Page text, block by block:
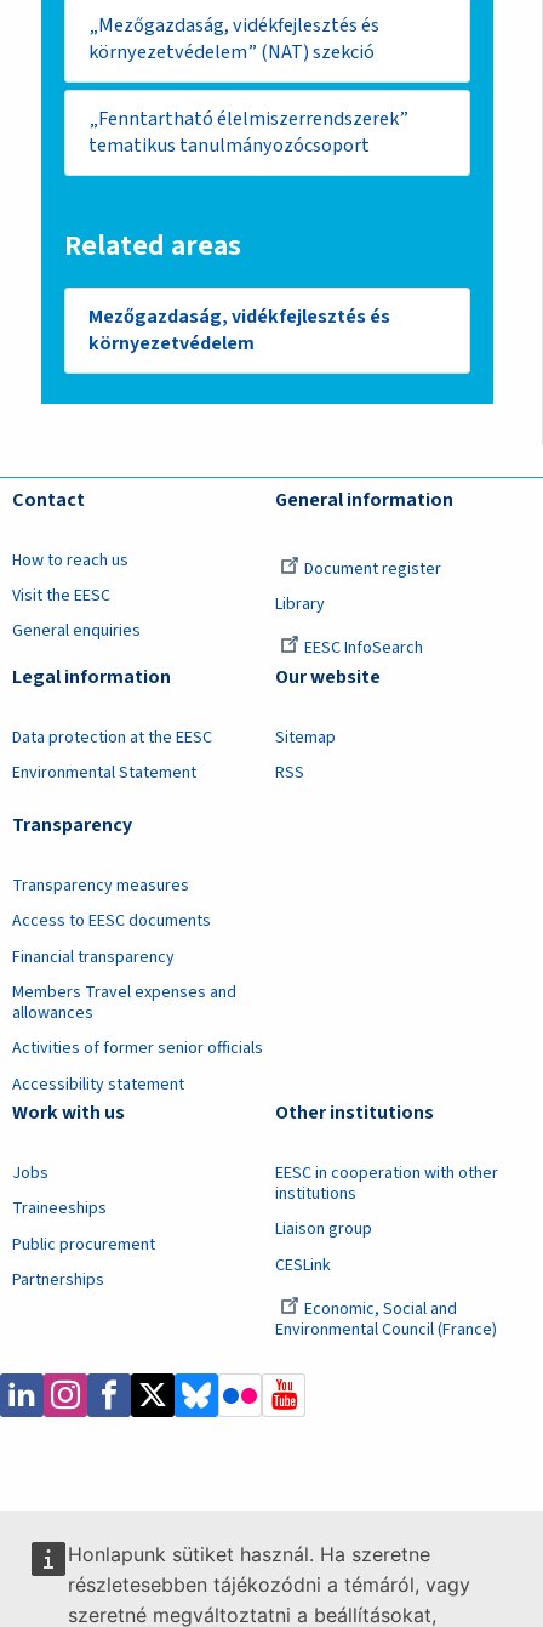
Honlapunk sütiket használ. Ha szeretne
részletesebben tájékozódni a témáról, vagy
szeretné megváltoztatni a beállításokat,
„Mezőgazdaság, vidékfejlesztés és
környezetvédelem” (NAT) szekció
„Fenntartható élelmiszerrendszerek”
tematikus tanulmányozócsoport
Related areas
Mezőgazdaság, vidékfejlesztés és
környezetvédelem
Contact
How to reach us
Visit the EESC
General enquiries
General information
Document register
Library
EESC InfoSearch
Legal information
Data protection at the EESC
Environmental Statement
Transparency
Transparency measures
Access to EESC documents
Financial transparency
Members Travel expenses and
allowances
Activities of former senior officials
Accessibility statement
Our website
Sitemap
RSS
Work with us
Jobs
Traineeships
Public procurement
Partnerships
Other institutions
EESC in cooperation with other
institutions
Liaison group
CESLink
Economic, Social and
Environmental Council (France)